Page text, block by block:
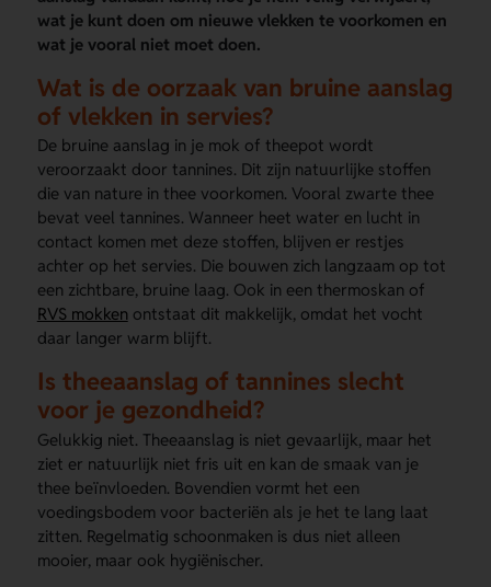
wat je kunt doen om nieuwe vlekken te voorkomen en
wat je vooral niet moet doen.
Wat is de oorzaak van bruine aanslag
of vlekken in servies?
De bruine aanslag in je mok of theepot wordt
veroorzaakt door tannines. Dit zijn natuurlijke stoffen
die van nature in thee voorkomen. Vooral zwarte thee
bevat veel tannines. Wanneer heet water en lucht in
contact komen met deze stoffen, blijven er restjes
achter op het servies. Die bouwen zich langzaam op tot
een zichtbare, bruine laag. Ook in een thermoskan of
RVS mokken ontstaat dit makkelijk, omdat het vocht
daar langer warm blijft.
Is theeaanslag of tannines slecht
voor je gezondheid?
Gelukkig niet. Theeaanslag is niet gevaarlijk, maar het
ziet er natuurlijk niet fris uit en kan de smaak van je
thee beïnvloeden. Bovendien vormt het een
voedingsbodem voor bacteriën als je het te lang laat
zitten. Regelmatig schoonmaken is dus niet alleen
mooier, maar ook hygiënischer.